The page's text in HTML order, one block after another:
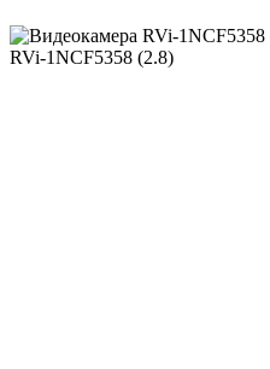
RVi-1NCF5358 (2.8)